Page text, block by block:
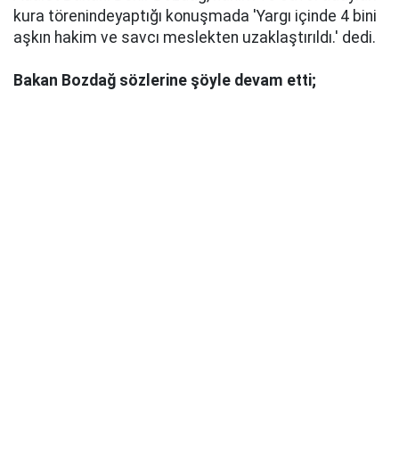
kura törenindeyaptığı konuşmada 'Yargı içinde 4 bini
aşkın hakim ve savcı meslekten uzaklaştırıldı.' dedi.
Bakan Bozdağ sözlerine şöyle devam etti;